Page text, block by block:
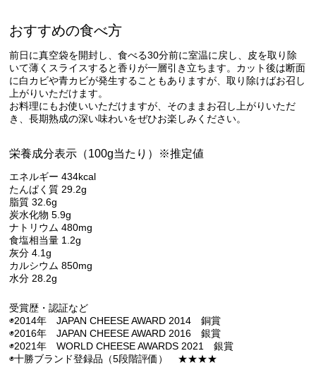
おすすめの食べ方
前日に真空袋を開封し、食べる30分前に室温に戻し、皮を取り除
いて薄くスライスすると香りが一層引き立ちます。カット後は断面
に白カビや青カビが発生することもありますが、取り除けばお召し
上がりいただけます。
お料理にもお使いいただけますが、そのままお召し上がりいただ
き、長期熟成の深い味わいをぜひお楽しみください。
栄養成分表示（100g当たり）※推定値
エネルギー 434kcal
たんぱく質 29.2g
脂質 32.6g
炭水化物 5.9g
ナトリウム 480mg
食塩相当量 1.2g
灰分 4.1g
カルシウム 850mg
水分 28.2g
受賞歴・認証など
◉2014年 JAPAN CHEESE AWARD 2014 銅賞
◉2016年 JAPAN CHEESE AWARD 2016 銀賞
◉2021年 WORLD CHEESE AWARDS 2021 銀賞
◉十勝ブランド登録品（5段階評価） ★★★★